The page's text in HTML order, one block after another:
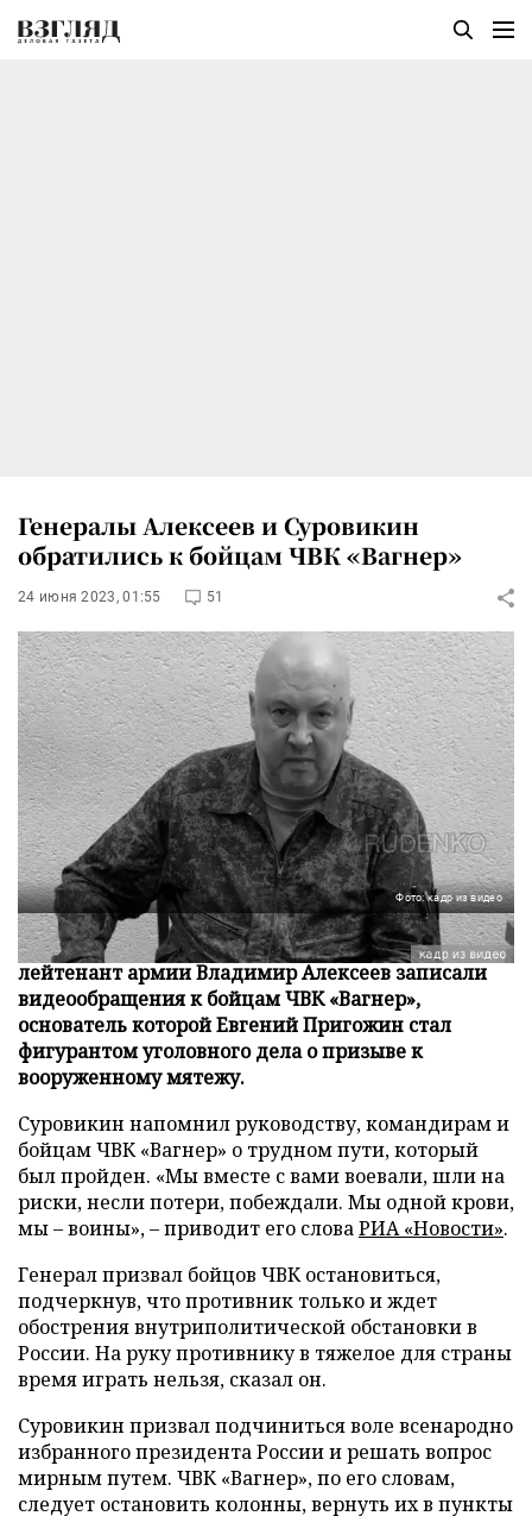
Генералы Алексеев и Суровикин
обратились к бойцам ЧВК «Вагнер»
24 июня 2023, 01:55 51
Фото: кадр из видео
Генерал армии Сергей Суровикин и генерал-
лейтенант армии Владимир Алексеев записали
видеообращения к бойцам ЧВК «Вагнер»,
основатель которой Евгений Пригожин стал
фигурантом уголовного дела о призыве к
вооруженному мятежу.
Суровикин напомнил руководству, командирам и
бойцам ЧВК «Вагнер» о трудном пути, который
был пройден. «Мы вместе с вами воевали, шли на
риски, несли потери, побеждали. Мы одной крови,
мы – воины», – приводит его словаРИА «Новости».
Генерал призвал бойцов ЧВК остановиться,
подчеркнув, что противник только и ждет
обострения внутриполитической обстановки в
России. На руку противнику в тяжелое для страны
время играть нельзя, сказал он.
Суровикин призвал подчиниться воле всенародно
избранного президента России и решать вопрос
мирным путем. ЧВК «Вагнер», по его словам,
следует остановить колонны, вернуть их в пункты